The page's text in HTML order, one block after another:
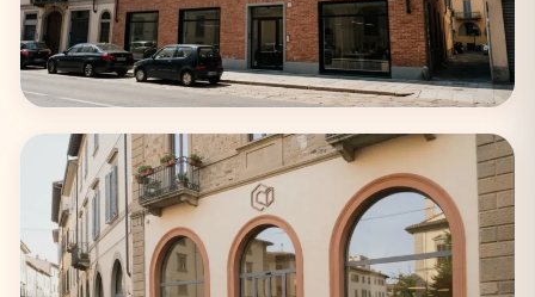
Bologna
17 coworking